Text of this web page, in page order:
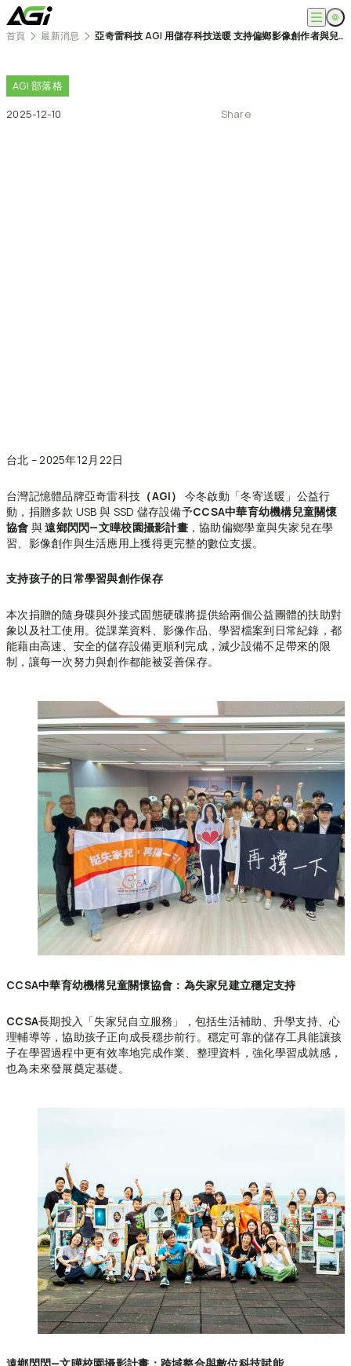
跳
至
主
內
容
關於我們
最新消息
知識文章
產品
記憶體模組
首頁 最新消息 亞奇雷科技 AGI 用儲存科技送暖 支持偏鄉影像創作者與兒少教育需求
AGI 部落格
2025-12-10
Share
台北 – 2025年12月22日
台灣記憶體品牌亞奇雷科技 （AGI）
今冬啟動「冬寄送暖」公益行
動，捐贈多款 USB 與 SSD 儲存設備予CCSA中華育幼機構兒童關懷
協會 與遠鄉閃閃—文曄校園攝影計畫，協助偏鄉學童與失家兒在學
習、影像創作與生活應用上獲得更完整的數位支援。
支持孩子的日常學習與創作保存
本次捐贈的隨身碟與外接式固態硬碟將提供給兩個公益團體的扶助對
象以及社工使用。從課業資料、影像作品、學習檔案到日常紀錄，都
能藉由高速、安全的儲存設備更順利完成，減少設備不足帶來的限
制，讓每一次努力與創作都能被妥善保存。
CCSA中華育幼機構兒童關懷協會：為失家兒建立穩定支持
CCSA長期投入「失家兒自立服務」，包括生活補助、升學支持、心
理輔導等，協助孩子正向成長穩步前行。穩定可靠的儲存工具能讓孩
子在學習過程中更有效率地完成作業、整理資料，強化學習成就感，
也為未來發展奠定基礎。